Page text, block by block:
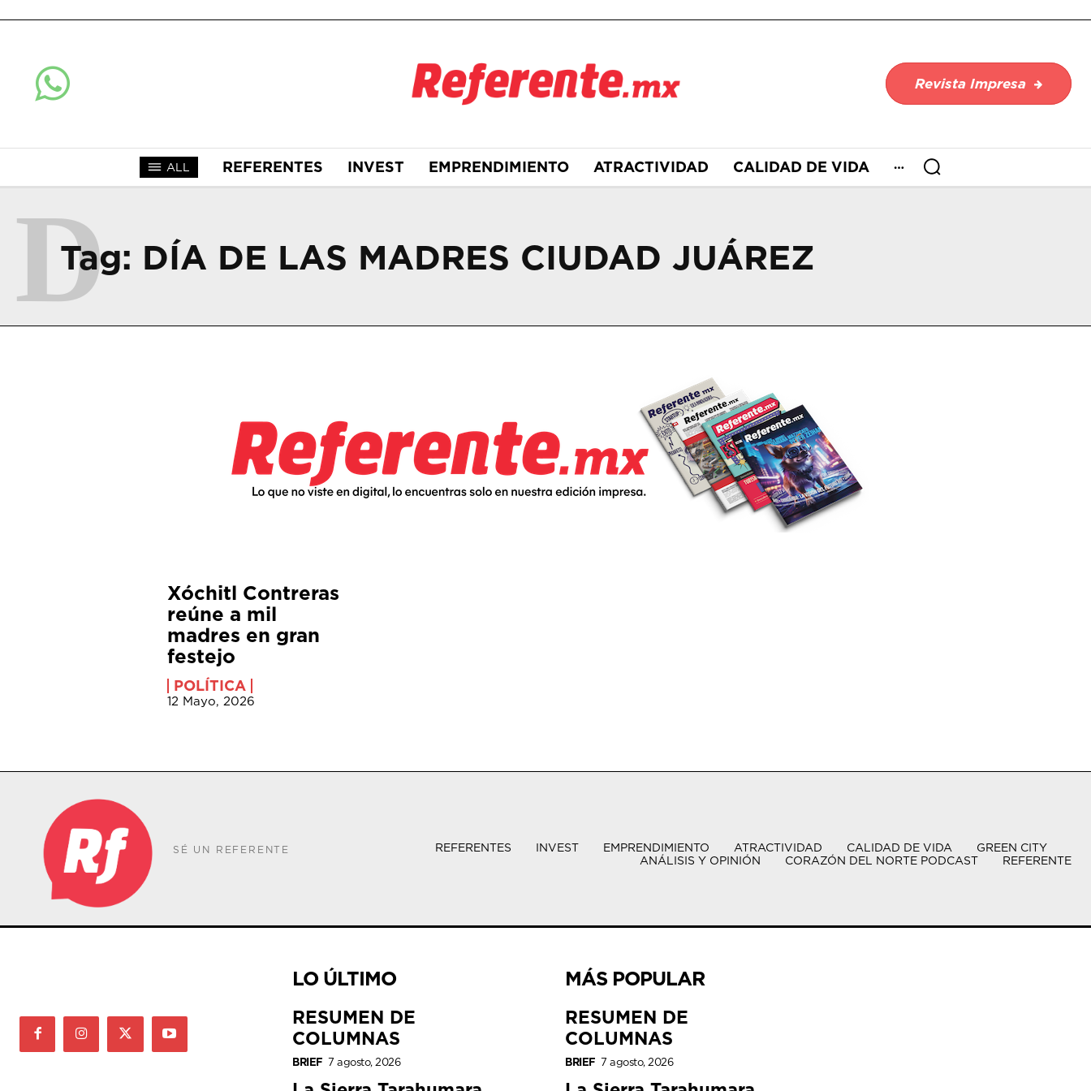
Revista Impresa
ALL REFERENTES INVEST EMPRENDIMIENTO ATRACTIVIDAD CALIDAD DE VIDA
Tag: DÍA DE LAS MADRES CIUDAD JUÁREZ
D
Xóchitl Contreras
reúne a mil
madres en gran
festejo
POLÍTICA
12 Mayo, 2026
SÉ UN REFERENTE REFERENTES INVEST EMPRENDIMIENTO ATRACTIVIDAD CALIDAD DE VIDA
GREEN CITY
ANÁLISIS Y OPINIÓN
CORAZÓN DEL NORTE PODCAST REFERENTE
LO ÚLTIMO
RESUMEN DE
COLUMNAS
BRIEF 7 agosto, 2026
MÁS POPULAR
RESUMEN DE
COLUMNAS
BRIEF 7 agosto, 2026